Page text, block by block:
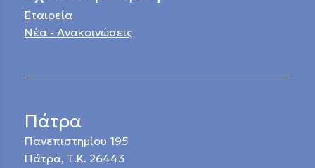
Εταιρεία
Νέα - Ανακοινώσεις
Πάτρα
Πανεπιστημίου 195
Πάτρα, Τ.Κ. 26443